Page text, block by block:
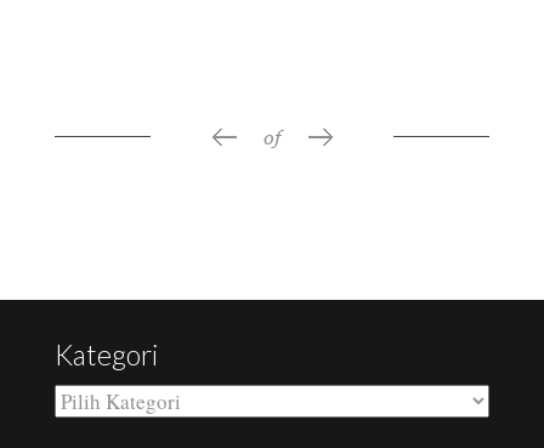
of
Kategori
Kategori